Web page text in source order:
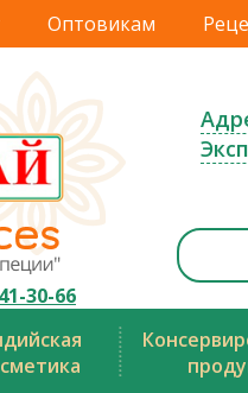
Оптовикам
30-66